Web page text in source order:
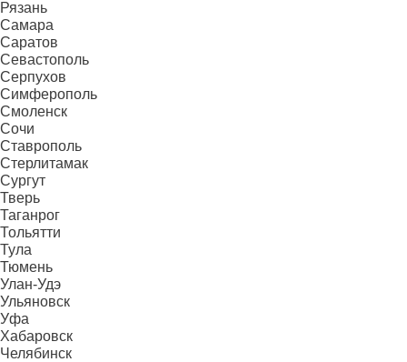
Рязань
Самара
Саратов
Севастополь
Серпухов
Симферополь
Смоленск
Сочи
Ставрополь
Стерлитамак
Сургут
Тверь
Таганрог
Тольятти
Тула
Тюмень
Улан-Удэ
Ульяновск
Уфа
Хабаровск
Челябинск